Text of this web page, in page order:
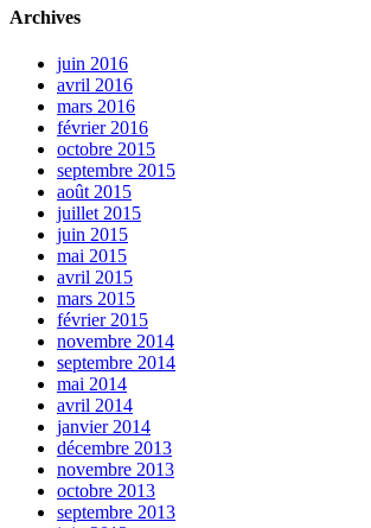
Archives
juin 2016
avril 2016
mars 2016
février 2016
octobre 2015
septembre 2015
août 2015
juillet 2015
juin 2015
mai 2015
avril 2015
mars 2015
février 2015
novembre 2014
septembre 2014
mai 2014
avril 2014
janvier 2014
décembre 2013
novembre 2013
octobre 2013
septembre 2013